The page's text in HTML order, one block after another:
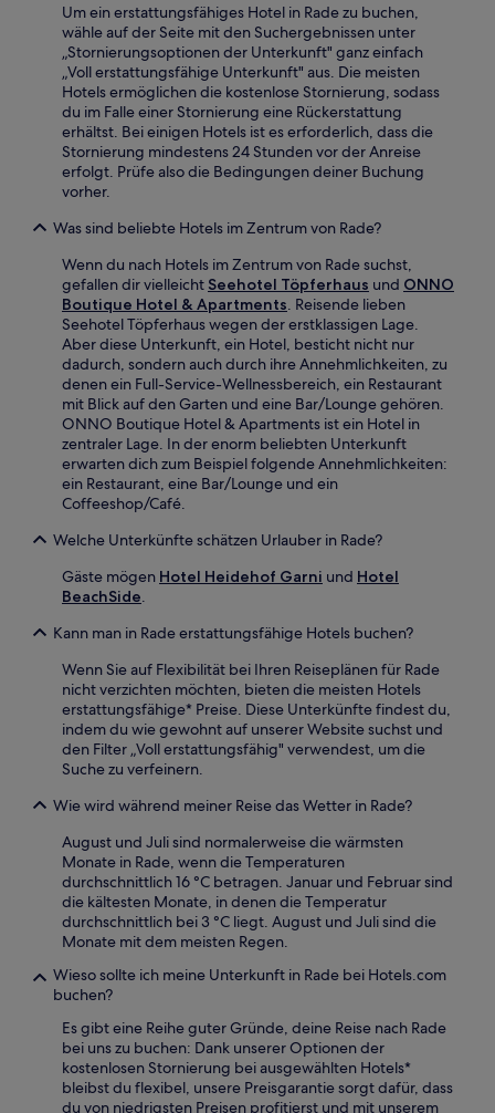
Um ein erstattungsfähiges Hotel in Rade zu buchen,
wähle auf der Seite mit den Suchergebnissen unter
„Stornierungsoptionen der Unterkunft" ganz einfach
„Voll erstattungsfähige Unterkunft" aus. Die meisten
Hotels ermöglichen die kostenlose Stornierung, sodass
du im Falle einer Stornierung eine Rückerstattung
erhältst. Bei einigen Hotels ist es erforderlich, dass die
Stornierung mindestens 24 Stunden vor der Anreise
erfolgt. Prüfe also die Bedingungen deiner Buchung
vorher.
Was sind beliebte Hotels im Zentrum von Rade?
Wenn du nach Hotels im Zentrum von Rade suchst,
gefallen dir vielleicht Seehotel Töpferhaus und ONNO
Boutique Hotel & Apartments. Reisende lieben
Seehotel Töpferhaus wegen der erstklassigen Lage.
Aber diese Unterkunft, ein Hotel, besticht nicht nur
dadurch, sondern auch durch ihre Annehmlichkeiten, zu
denen ein Full-Service-Wellnessbereich, ein Restaurant
mit Blick auf den Garten und eine Bar/Lounge gehören.
ONNO Boutique Hotel & Apartments ist ein Hotel in
zentraler Lage. In der enorm beliebten Unterkunft
erwarten dich zum Beispiel folgende Annehmlichkeiten:
ein Restaurant, eine Bar/Lounge und ein
Coffeeshop/Café.
Welche Unterkünfte schätzen Urlauber in Rade?
Gäste mögen Hotel Heidehof Garni und Hotel
BeachSide.
Kann man in Rade erstattungsfähige Hotels buchen?
Wenn Sie auf Flexibilität bei Ihren Reiseplänen für Rade
nicht verzichten möchten, bieten die meisten Hotels
erstattungsfähige* Preise. Diese Unterkünfte findest du,
indem du wie gewohnt auf unserer Website suchst und
den Filter „Voll erstattungsfähig" verwendest, um die
Suche zu verfeinern.
Wie wird während meiner Reise das Wetter in Rade?
August und Juli sind normalerweise die wärmsten
Monate in Rade, wenn die Temperaturen
durchschnittlich 16 °C betragen. Januar und Februar sind
die kältesten Monate, in denen die Temperatur
durchschnittlich bei 3 °C liegt. August und Juli sind die
Monate mit dem meisten Regen.
Wieso sollte ich meine Unterkunft in Rade bei Hotels.com
buchen?
Es gibt eine Reihe guter Gründe, deine Reise nach Rade
bei uns zu buchen: Dank unserer Optionen der
kostenlosen Stornierung bei ausgewählten Hotels*
bleibst du flexibel, unsere Preisgarantie sorgt dafür, dass
du von niedrigsten Preisen profitierst und mit unserem